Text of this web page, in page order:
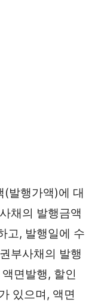
(발행가액)에 대
채의 발행금액
고, 발행일에 수
부사채의 발행
면발행, 할인
있으며, 액면